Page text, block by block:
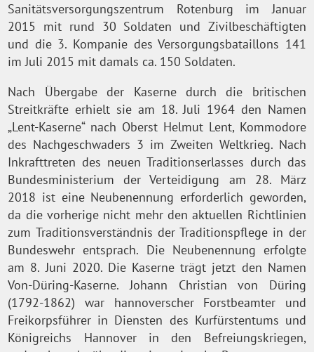
Sanitätsversorgungszentrum Rotenburg im Januar
2015 mit rund 30 Soldaten und Zivilbeschäftigten
und die 3. Kompanie des Versorgungsbataillons 141
im Juli 2015 mit damals ca. 150 Soldaten.
Nach Übergabe der Kaserne durch die britischen
Streitkräfte erhielt sie am 18. Juli 1964 den Namen
„Lent-Kaserne“ nach Oberst Helmut Lent, Kommodore
des Nachgeschwaders 3 im Zweiten Weltkrieg. Nach
Inkrafttreten des neuen Traditionserlasses durch das
Bundesministerium der Verteidigung am 28. März
2018 ist eine Neubenennung erforderlich geworden,
da die vorherige nicht mehr den aktuellen Richtlinien
zum Traditionsverständnis der Traditionspflege in der
Bundeswehr entsprach. Die Neubenennung erfolgte
am 8. Juni 2020. Die Kaserne trägt jetzt den Namen
Von-Düring-Kaserne. Johann Christian von Düring
(1792-1862) war hannoverscher Forstbeamter und
Freikorpsführer in Diensten des Kurfürstentums und
Königreichs Hannover in den Befreiungskriegen,